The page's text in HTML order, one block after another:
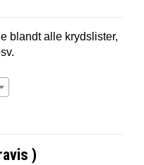
blandt alle krydslister,
)